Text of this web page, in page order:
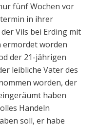
fünf Wochen vor
in ihrer
Vils bei Erding mit
worden
der 21-jährigen
leibliche Vater des
worden, der
haben
Handeln
soll, er habe